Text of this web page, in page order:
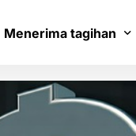
Menerima tagihan
Bayar tagihan